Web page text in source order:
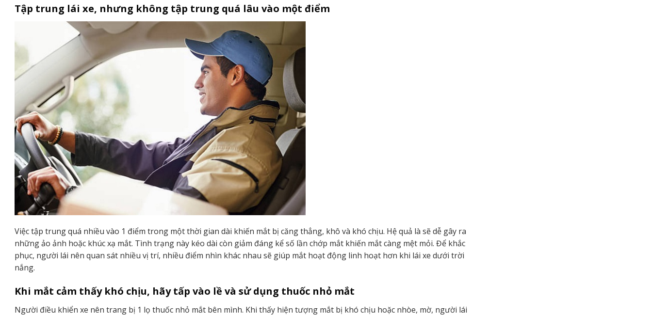
Tập trung lái xe, nhưng không tập trung quá lâu vào một điểm
Việc tập trung quá nhiều vào 1 điểm trong một thời gian dài khiến mắt bị căng thẳng, khô và khó chịu. Hệ quả là sẽ dễ gây ra
những ảo ảnh hoặc khúc xạ mắt. Tình trạng này kéo dài còn giảm đáng kể số lần chớp mắt khiến mắt càng mệt mỏi. Để khắc
phục, người lái nên quan sát nhiều vị trí, nhiều điểm nhìn khác nhau sẽ giúp mắt hoạt động linh hoạt hơn khi lái xe dưới trời
nắng.
Khi mắt cảm thấy khó chịu, hãy tấp vào lề và sử dụng thuốc nhỏ mắt
Người điều khiển xe nên trang bị 1 lọ thuốc nhỏ mắt bên mình. Khi thấy hiện tượng mắt bị khó chịu hoặc nhòe, mờ, người lái